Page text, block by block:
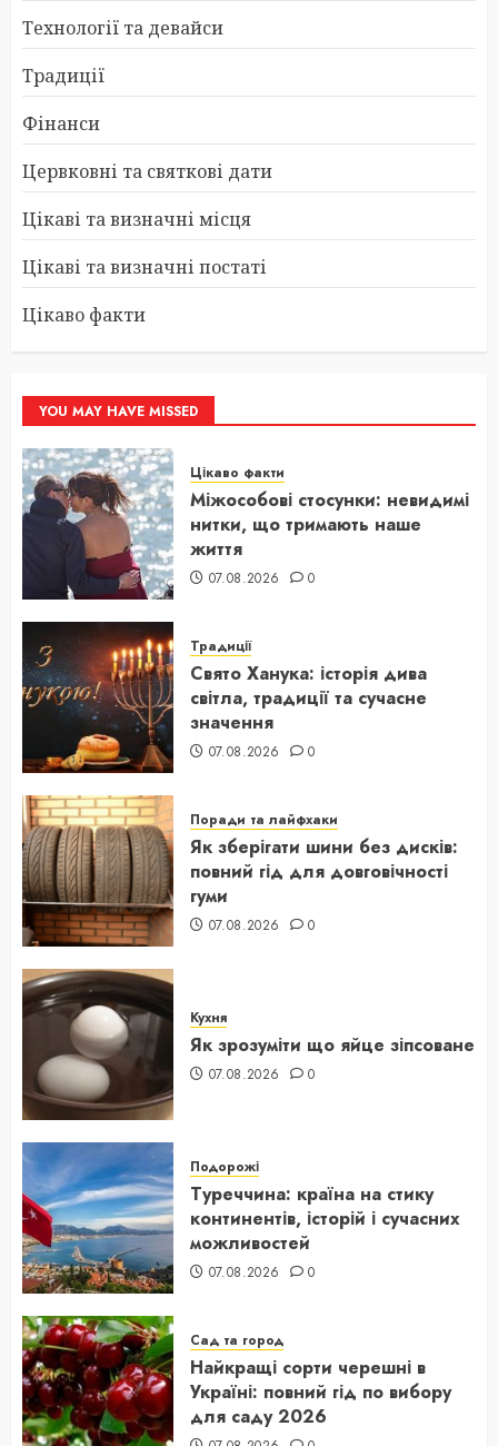
Технології та девайси
Традиції
Фінанси
Цервковні та святкові дати
Цікаві та визначні місця
Цікаві та визначні постаті
Цікаво факти
YOU MAY HAVE MISSED
Цікаво факти
Міжособові стосунки: невидимі
нитки, що тримають наше
життя
07.08.2026 0
Традиції
Свято Ханука: історія дива
світла, традиції та сучасне
значення
07.08.2026 0
Поради та лайфхаки
Як зберігати шини без дисків:
повний гід для довговічності
гуми
07.08.2026 0
Кухня
Як зрозуміти що яйце зіпсоване
07.08.2026 0
Подорожі
Туреччина: країна на стику
континентів, історій і сучасних
можливостей
07.08.2026 0
Сад та город
Найкращі сорти черешні в
Україні: повний гід по вибору
для саду 2026